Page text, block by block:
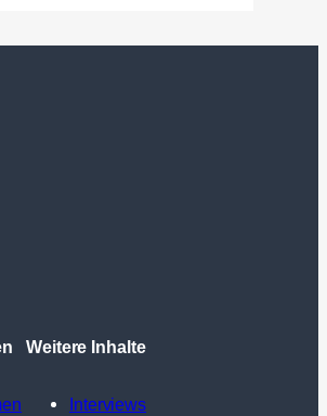
Weitere Inhalte
Interviews